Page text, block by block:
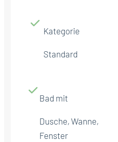
Kategorie
Standard
Bad mit
Dusche, Wanne,
Fenster